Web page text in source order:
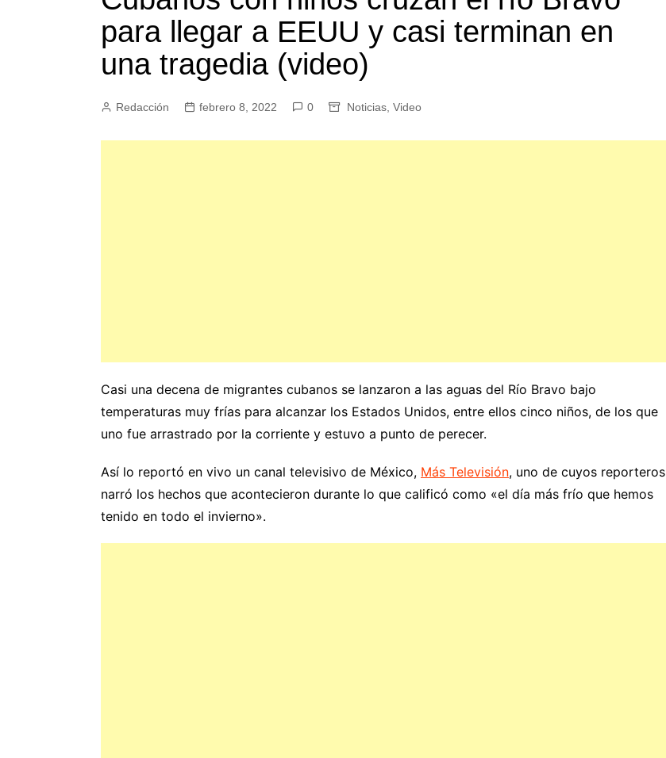
para llegar a EEUU y casi terminan en
una tragedia (video)
Redacción febrero 8, 2022 0 Noticias Video
Casi una decena de migrantes cubanos se lanzaron a las aguas del Río Bravo bajo
temperaturas muy frías para alcanzar los Estados Unidos, entre ellos cinco niños, de los que
uno fue arrastrado por la corriente y estuvo a punto de perecer.
Así lo reportó en vivo un canal televisivo de México, Más Televisión, uno de cuyos reporteros
narró los hechos que acontecieron durante lo que calificó como «el día más frío que hemos
tenido en todo el invierno».